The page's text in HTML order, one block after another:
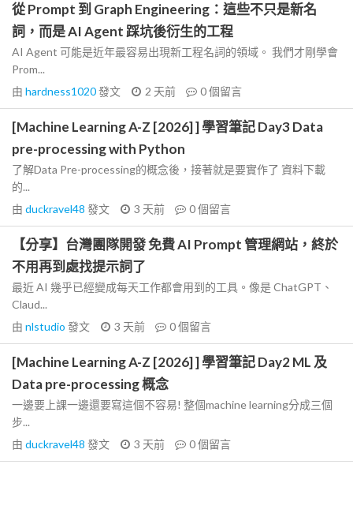
從 Prompt 到 Graph Engineering：這些不只是新名
詞，而是 AI Agent 踩坑後衍生的工程
AI Agent 可能是近年最容易出現新工程名詞的領域。 我們才剛學會
Prom...
由 hardness1020發文 2 天前 0個留言
[Machine Learning A-Z [2026] ] 學習筆記 Day3 Data
pre-processing with Python
了解Data Pre-processing的概念後，接著就是要實作了 資料下載
的...
由 duckravel48 發文 3 天前 0個留言
【分享】台灣團隊開發 免費 AI Prompt 管理網站，終於
不用再到處找提示詞了
最近 AI 幾乎已經變成每天工作都會用到的工具。像是 ChatGPT、
Claud...
由 nlstudio 發文 3 天前 0個留言
[Machine Learning A-Z [2026] ] 學習筆記 Day2 ML 及
Data pre-processing 概念
一邊要上課一邊還要寫這個不容易! 整個machine learning分成三個
步...
由 duckravel48 發文 3 天前 0個留言